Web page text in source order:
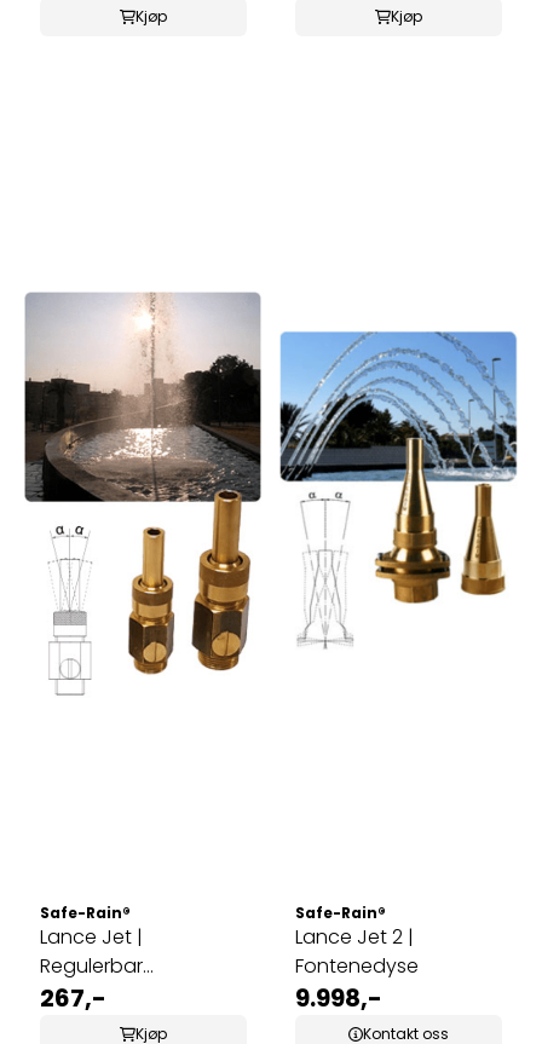
Kjøp Kjøp
Safe-Rain®
Lance Jet |
Regulerbar
Fontenedyse
267,-
Kjøp
Safe-Rain®
Lance Jet 2 |
Fontenedyse
9.998,-
Kontakt oss